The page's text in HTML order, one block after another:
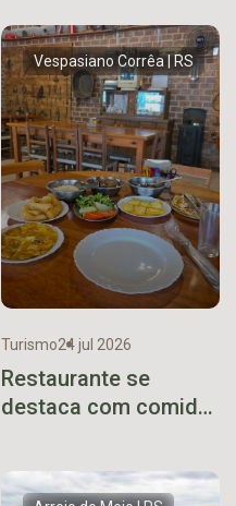
expectativas e
encerra 7ª edição
com sucesso de
público e vendas
Vespasiano Corrêa | RS
Turismo24 jul 2026
Restaurante se
destaca com comida